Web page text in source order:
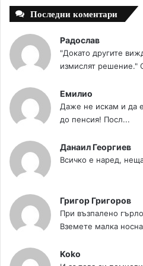
Последни коментари
Радослав
"Докато другите
измислят решение."
Емилио
Даже не искам и да
до пенсия! Посл...
Данаил Георгиев
Всичко е наред,
Григор Григоров
При възпалено
Вземете малка
Koko